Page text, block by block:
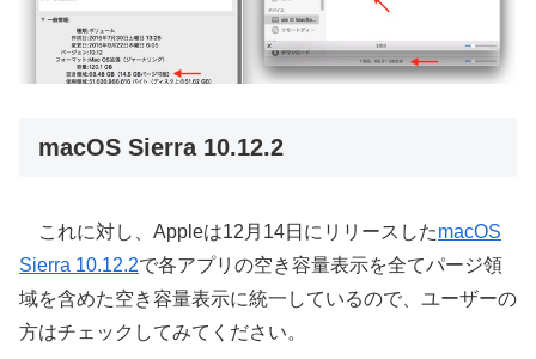
macOS Sierra 10.12.2
これに対し、Appleは12月14日にリリースしたmacOS
Sierra 10.12.2で各アプリの空き容量表示を全てパージ領
域を含めた空き容量表示に統一しているので、ユーザーの
方はチェックしてみてください。